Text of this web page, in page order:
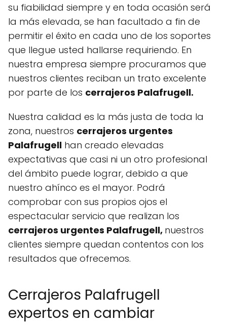
su fiabilidad siempre y en toda ocasión será
la más elevada, se han facultado a fin de
permitir el éxito en cada uno de los soportes
que llegue usted hallarse requiriendo. En
nuestra empresa siempre procuramos que
nuestros clientes reciban un trato excelente
por parte de los cerrajeros Palafrugell.
Nuestra calidad es la más justa de toda la
zona, nuestros cerrajeros urgentes
Palafrugell han creado elevadas
expectativas que casi ni un otro profesional
del ámbito puede lograr, debido a que
nuestro ahínco es el mayor. Podrá
comprobar con sus propios ojos el
espectacular servicio que realizan los
cerrajeros urgentes Palafrugell, nuestros
clientes siempre quedan contentos con los
resultados que ofrecemos.
Cerrajeros Palafrugell
expertos en cambiar